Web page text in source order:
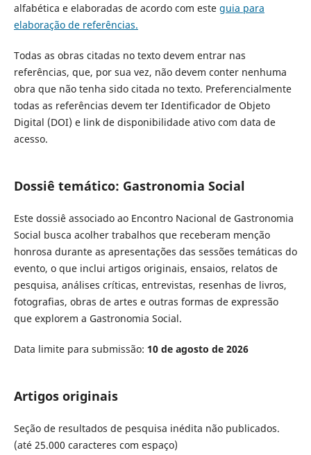
alfabética e elaboradas de acordo com este guia para
elaboração de referências.
Todas as obras citadas no texto devem entrar nas
referências, que, por sua vez, não devem conter nenhuma
obra que não tenha sido citada no texto. Preferencialmente
todas as referências devem ter Identificador de Objeto
Digital (DOI) e link de disponibilidade ativo com data de
acesso.
Dossiê temático: Gastronomia Social
Este dossiê associado ao Encontro Nacional de Gastronomia
Social busca acolher trabalhos que receberam menção
honrosa durante as apresentações das sessões temáticas do
evento, o que inclui artigos originais, ensaios, relatos de
pesquisa, análises críticas, entrevistas, resenhas de livros,
fotografias, obras de artes e outras formas de expressão
que explorem a Gastronomia Social.
Data limite para submissão: 10 de agosto de 2026
Artigos originais
Seção de resultados de pesquisa inédita não publicados.
(até 25.000 caracteres com espaço)